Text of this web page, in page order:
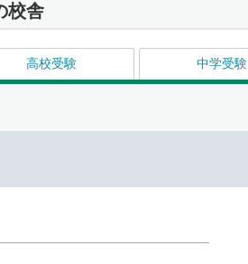
校舎
高校受験 中学受験